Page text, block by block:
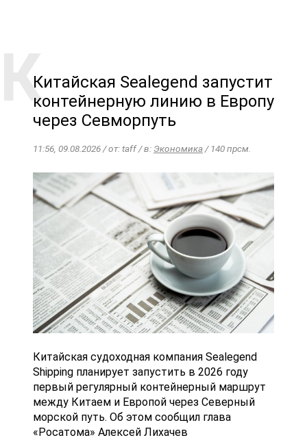
Китайская Sealegend запустит
контейнерную линию в Европу
через Севморпуть
11:56, 09.08.2026 / от: taff / в: Экономика/ 140 прсм.
Китайская судоходная компания Sealegend
Shipping планирует запустить в 2026 году
первый регулярный контейнерный маршрут
между Китаем и Европой через Северный
морской путь. Об этом сообщил глава
«Росатома» Алексей Лихачев